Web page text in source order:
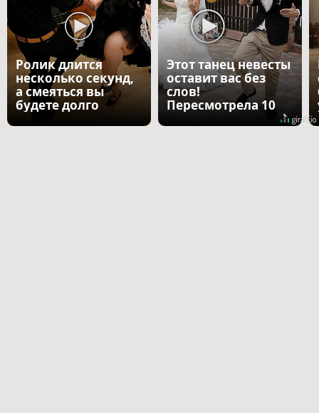
Ролик длится
несколько секунд,
а смеяться вы
будете долго
Этот танец невесты
оставит вас без
слов!
Пересмотрела 10